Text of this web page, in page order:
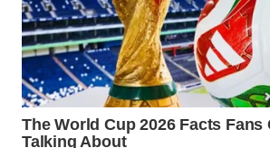
MASYARAKAT
KELISTRIKAN
WALINKI
ID